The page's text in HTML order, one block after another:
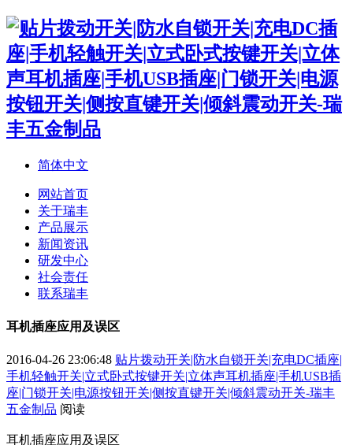
简体中文
网站首页
关于瑞丰
产品展示
新闻资讯
研发中心
社会责任
联系瑞丰
耳机插座应用及误区
2016-04-26 23:06:48 贴片拨动开关|防水自锁开关|充电DC插座|
手机轻触开关|立式卧式按键开关|立体声耳机插座|手机USB插
座|门锁开关|电源按钮开关|侧按直键开关|倾斜震动开关-瑞丰
五金制品 阅读
耳机插座应用及误区